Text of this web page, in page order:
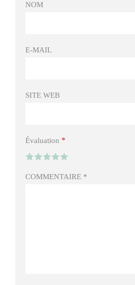
NOM
E-MAIL
SITE WEB
Évaluation *
COMMENTAIRE *